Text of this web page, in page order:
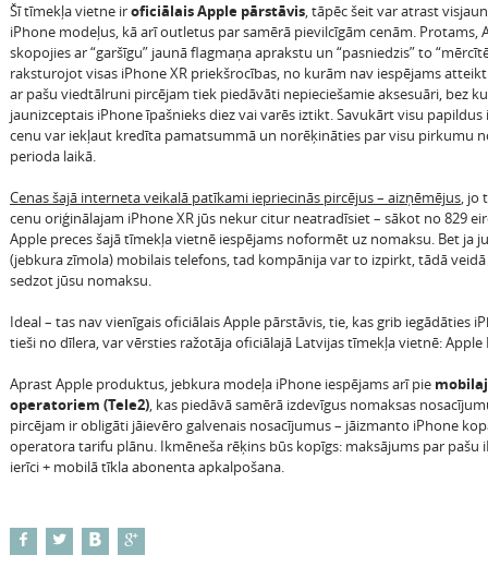
Šī tīmekļa vietne iroficiālais Apple pārstāvis, tāpēc šeit var atrast
iPhone modeļus, kā arī outletus par samērā pievilcīgām cenām. Protams,
skopojies ar “garšīgu” jaunā flagmaņa aprakstu un “pasniedzis” to
raksturojot visas iPhone XR priekšrocības, no kurām nav iespējams
ar pašu viedtālruni pircējam tiek piedāvāti nepieciešamie aksesuāri, bez
jaunizceptais iPhone īpašnieks diez vai varēs iztikt. Savukārt visu papildus
cenu var iekļaut kredīta pamatsummā un norēķināties par visu pirkumu
perioda laikā.
Cenas šajā interneta veikalā patīkami iepriecinās pircējus – aizņēmējus, jo
cenu oriģinālajam iPhone XR jūs nekur citur neatradīsiet – sākot no 829
Apple preces šajā tīmekļa vietnē iespējams noformēt uz nomaksu. Bet ja
(jebkura zīmola) mobilais telefons, tad kompānija var to izpirkt, tādā
sedzot jūsu nomaksu.
Ideal – tas nav vienīgais oficiālais Apple pārstāvis, tie, kas grib iegādāties
tieši no dīlera, var vērsties ražotāja oficiālajā Latvijas tīmekļa vietnē: Apple
Aprast Apple produktus, jebkura modeļa iPhone iespējams arī pie
operatoriem (Tele2), kas piedāvā samērā izdevīgus nomaksas
pircējam ir obligāti jāievēro galvenais nosacījumus – jāizmanto iPhone
operatora tarifu plānu. Ikmēneša rēķins būs kopīgs: maksājums par pašu
ierīci + mobilā tīkla abonenta apkalpošana.